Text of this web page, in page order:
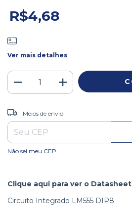
R$4,68
Ver mais detalhes
Entregas para o CEP:
Meios de envio
Não sei meu CEP
Clique aqui para ver o Datasheet
Circuito Integrado LM555 DIP8